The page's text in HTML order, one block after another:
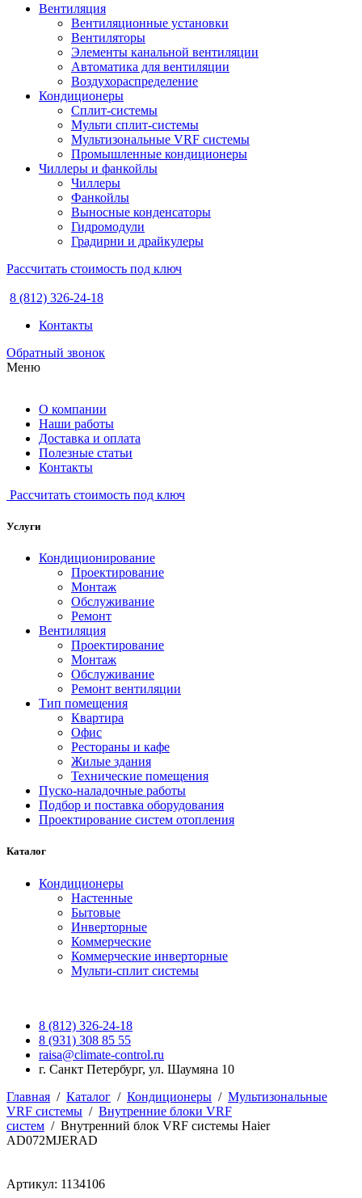
Вентиляция
Вентиляционные установки
Вентиляторы
Элементы канальной вентиляции
Автоматика для вентиляции
Воздухораспределение
Кондиционеры
Сплит-системы
Мульти сплит-системы
Мультизональные VRF системы
Промышленные кондиционеры
Чиллеры и фанкойлы
Чиллеры
Фанкойлы
Выносные конденсаторы
Гидромодули
Градирни и драйкулеры
Рассчитать стоимость под ключ
8 (812) 326-24-18
Контакты
Обратный звонок
Меню
О компании
Наши работы
Доставка и оплата
Полезные статьи
Контакты
Рассчитать стоимость под ключ
Услуги
Кондиционирование
Проектирование
Монтаж
Обслуживание
Ремонт
Вентиляция
Проектирование
Монтаж
Обслуживание
Ремонт вентиляции
Тип помещения
Квартира
Офис
Рестораны и кафе
Жилые здания
Технические помещения
Пуско-наладочные работы
Подбор и поставка оборудования
Проектирование систем отопления
Каталог
Кондиционеры
Настенные
Бытовые
Инверторные
Коммерческие
Коммерческие инверторные
Мульти-сплит системы
8 (812) 326-24-18
8 (931) 308 85 55
raisa@climate-control.ru
г. Санкт Петербург, ул. Шаумяна 10
Главная / Каталог / Кондиционеры / Мультизональные
VRF системы / Внутренние блоки VRF
систем / Внутренний блок VRF системы Haier
AD072MJERAD
Артикул: 1134106